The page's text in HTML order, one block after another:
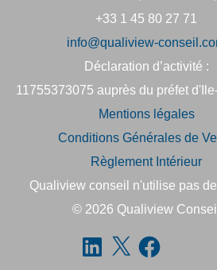
+33 1 45 80 27 71
info@qualiview-
Déclaration d’activité :
11755373075 auprès du préfet
Mentions légales
Conditions Générales de
Règlement Intérieur
Qualiview conseil n'utilise pas
© 2026 Qualiview